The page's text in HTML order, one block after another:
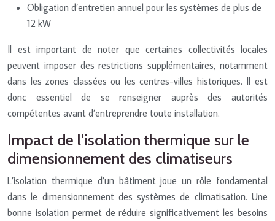
Obligation d’entretien annuel pour les systèmes de plus de
12 kW
Il est important de noter que certaines collectivités locales
peuvent imposer des restrictions supplémentaires, notamment
dans les zones classées ou les centres-villes historiques. Il est
donc essentiel de se renseigner auprès des autorités
compétentes avant d’entreprendre toute installation.
Impact de l’isolation thermique sur le
dimensionnement des climatiseurs
L’isolation thermique d’un bâtiment joue un rôle fondamental
dans le dimensionnement des systèmes de climatisation. Une
bonne isolation permet de réduire significativement les besoins